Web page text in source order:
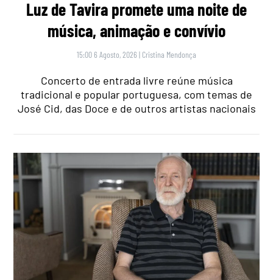
Luz de Tavira promete uma noite de
música, animação e convívio
15:00 6 Agosto, 2026 | Cristina Mendonça
Concerto de entrada livre reúne música
tradicional e popular portuguesa, com temas de
José Cid, das Doce e de outros artistas nacionais